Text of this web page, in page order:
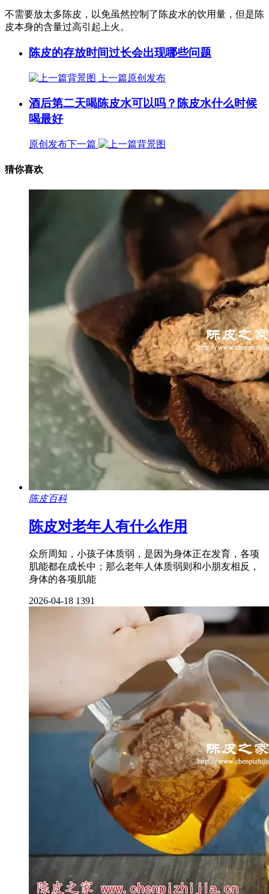
不需要放太多陈皮，以免虽然控制了陈皮水的饮用量，但是陈
皮本身的含量过高引起上火。
陈皮的存放时间过长会出现哪些问题
上一篇原创发布
酒后第二天喝陈皮水可以吗？陈皮水什么时候
喝最好
原创发布下一篇
猜你喜欢
陈皮百科
陈皮对老年人有什么作用
众所周知，小孩子体质弱，是因为身体正在发育，各项
肌能都在成长中；那么老年人体质弱则和小朋友相反，
身体的各项肌能
2026-04-18 1391